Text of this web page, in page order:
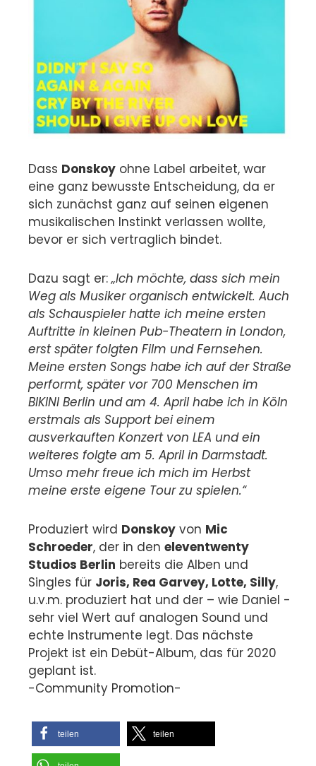
Dass Donskoy ohne Label arbeitet, war
eine ganz bewusste Entscheidung, da er
sich zunächst ganz auf seinen eigenen
musikalischen Instinkt verlassen wollte,
bevor er sich vertraglich bindet.
Dazu sagt er:„Ich möchte, dass sich mein
Weg als Musiker organisch entwickelt. Auch
als Schauspieler hatte ich meine ersten
Auftritte in kleinen Pub-Theatern in London,
erst später folgten Film und Fernsehen.
Meine ersten Songs habe ich auf der Straße
performt, später vor 700 Menschen im
BIKINI Berlin und am 4. April habe ich in Köln
erstmals als Support bei einem
ausverkauften Konzert von LEA und ein
weiteres folgte am 5. April in Darmstadt.
Umso mehr freue ich mich im Herbst
meine erste eigene Tour zu spielen.“
Produziert wird Donskoy von Mic
Schroeder, der in den eleventwenty
Studios Berlin bereits die Alben und
Singles für Joris, Rea Garvey, Lotte, Silly,
u.v.m. produziert hat und der – wie Daniel -
sehr viel Wert auf analogen Sound und
echte Instrumente legt. Das nächste
Projekt ist ein Debüt-Album, das für 2020
geplant ist.
-Community Promotion-
teilen teilen